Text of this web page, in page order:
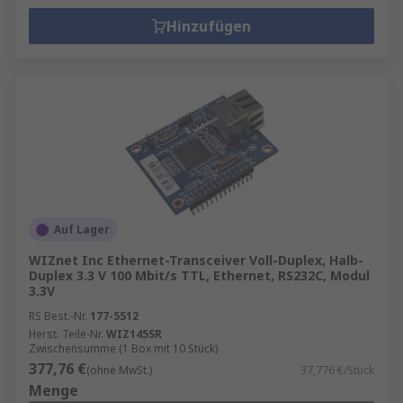
Hinzufügen
Auf Lager
WIZnet Inc Ethernet-Transceiver Voll-Duplex, Halb-
Duplex 3.3 V 100 Mbit/s TTL, Ethernet, RS232C, Modul
3.3V
RS Best.-Nr. 177-5512
Herst. Teile-Nr. WIZ145SR
Zwischensumme (1 Box mit 10 Stück)
377,76 €(ohne MwSt.) 37,776 €/Stück
Menge